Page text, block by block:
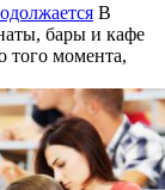
В
бары и кафе
того момента,